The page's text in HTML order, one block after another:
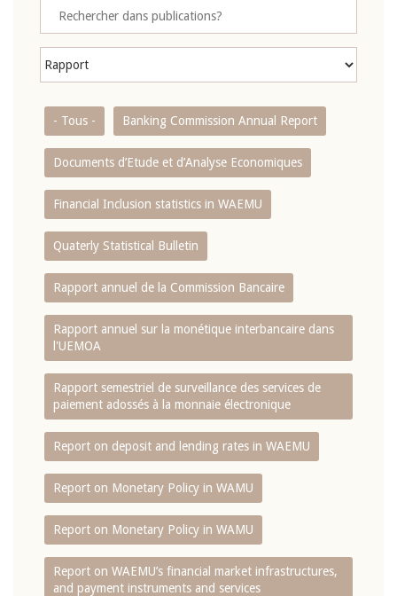
- Tous - Banking Commission Annual Report
Documents d’Etude et d’Analyse Economiques
Financial Inclusion statistics in WAEMU
Quaterly Statistical Bulletin
Rapport annuel de la Commission Bancaire
Rapport annuel sur la monétique interbancaire dans
l'UEMOA
Rapport semestriel de surveillance des services de
paiement adossés à la monnaie électronique
Report on deposit and lending rates in WAEMU
Report on Monetary Policy in WAMU
Report on Monetary Policy in WAMU
Report on WAEMU’s financial market infrastructures,
and payment instruments and services